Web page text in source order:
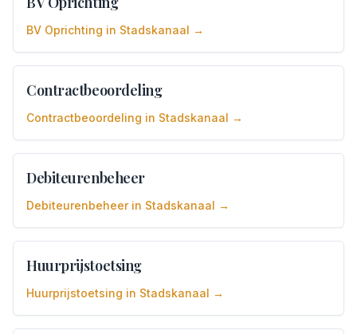
BV Oprichting in Stadskanaal →
Contractbeoordeling
Contractbeoordeling in Stadskanaal →
Debiteurenbeheer
Debiteurenbeheerin Stadskanaal →
Huurprijstoetsing
Huurprijstoetsing in Stadskanaal →